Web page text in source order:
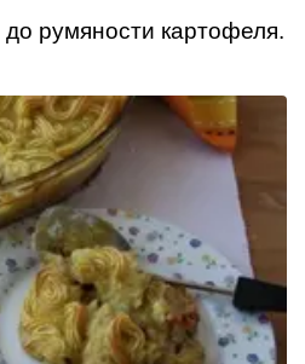
румяности картофеля.